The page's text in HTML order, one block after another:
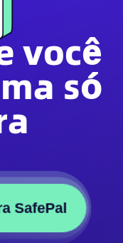
você
só
SafePal